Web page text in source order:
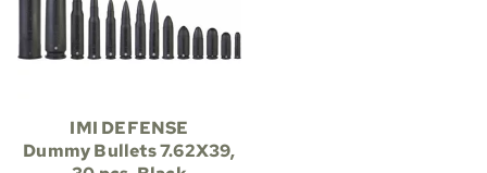
IMI DEFENSE
Dummy Bullets 7.62X39,